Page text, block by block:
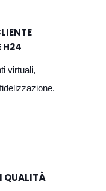
H24
virtuali,
QUALITÀ